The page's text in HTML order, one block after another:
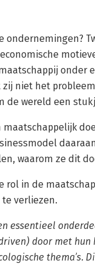
ondernemingen?
onder
niet het
de wereld een
waarom ze dit
rol in de
verliezen.
essentieel
door met
thema’s.